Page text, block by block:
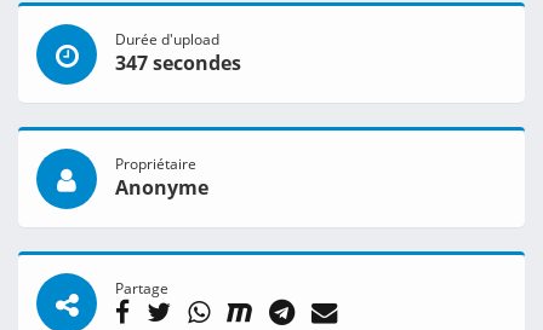
Durée d'upload
347 secondes
Propriétaire
Anonyme
Partage